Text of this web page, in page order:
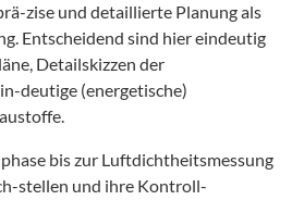
zise und detaillierte Planung als
Entscheidend sind hier eindeutig
Detailskizzen der
deutige (energetische)
bis zur Luftdichtheitsmessung
stellen und ihre Kontroll-